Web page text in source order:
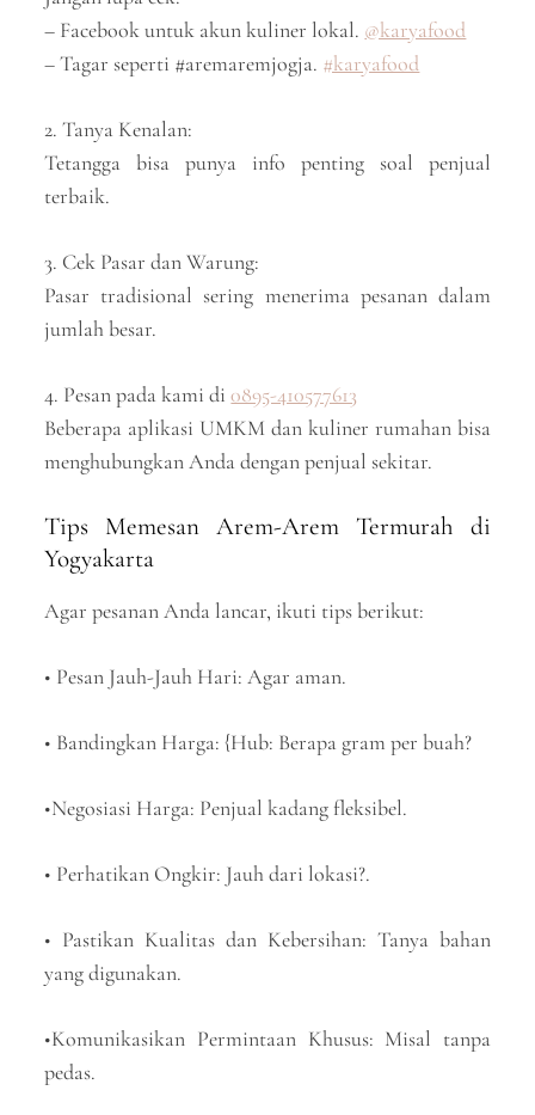
– Facebook untuk akun kuliner lokal. @karyafood
– Tagar seperti #aremaremjogja. #karyafood
2. Tanya Kenalan:
Tetangga bisa punya info penting soal penjual
terbaik.
3. Cek Pasar dan Warung:
Pasar tradisional sering menerima pesanan dalam
jumlah besar.
4. Pesan pada kami di0895-410577613
Beberapa aplikasi UMKM dan kuliner rumahan bisa
menghubungkan Anda dengan penjual sekitar.
Tips Memesan Arem-Arem Termurah di
Yogyakarta
Agar pesanan Anda lancar, ikuti tips berikut:
• Pesan Jauh-Jauh Hari: Agar aman.
• Bandingkan Harga: {Hub: Berapa gram per buah?
•Negosiasi Harga: Penjual kadang fleksibel.
• Perhatikan Ongkir: Jauh dari lokasi?.
• Pastikan Kualitas dan Kebersihan: Tanya bahan
yang digunakan.
•Komunikasikan Permintaan Khusus: Misal tanpa
pedas.